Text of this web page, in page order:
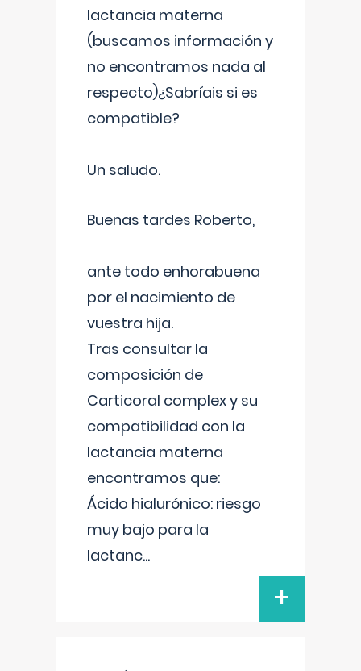
lactancia materna
(buscamos información y
no encontramos nada al
respecto)¿Sabríais si es
compatible?
Un saludo.
Buenas tardes Roberto,
ante todo enhorabuena
por el nacimiento de
vuestra hija.
Tras consultar la
composición de
Carticoral complex y su
compatibilidad con la
lactancia materna
encontramos que:
Ácido hialurónico: riesgo
muy bajo para la
lactanc...
+